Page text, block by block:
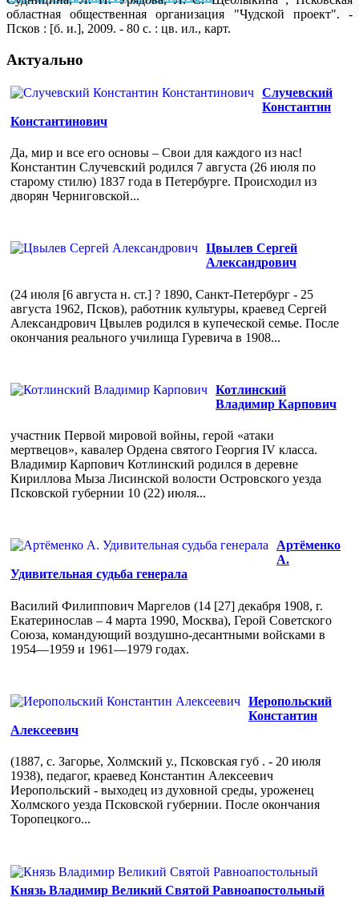
областная общественная организация "Чудской проект". -
Псков : [б. и.], 2009. - 80 с. : цв. ил., карт.
Актуально
Случевский
Константин
Константинович
Да, мир и все его основы – Свои для каждого из нас!
Константин Случевский родился 7 августа (26 июля по
старому стилю) 1837 года в Петербурге. Происходил из
дворян Черниговской...
Цвылев Сергей
Александрович
(24 июля [6 августа н. ст.] ? 1890, Санкт-Петербург - 25
августа 1962, Псков), работник культуры, краевед Сергей
Александрович Цвылев родился в купеческой семье. После
окончания реального училища Гуревича в 1908...
Котлинский
Владимир Карпович
участник Первой мировой войны, герой «атаки
мертвецов», кавалер Ордена святого Георгия IV класса.
Владимир Карпович Котлинский родился в деревне
Кириллова Мыза Лисинской волости Островского уезда
Псковской губернии 10 (22) июля...
Артёменко
А.
Удивительная судьба генерала
Василий Филиппович Маргелов (14 [27] декабря 1908, г.
Екатеринослав – 4 марта 1990, Москва), Герой Советского
Союза, командующий воздушно-десантными войсками в
1954—1959 и 1961—1979 годах.
Иеропольский
Константин
Алексеевич
(1887, с. Загорье, Холмский у., Псковская губ . - 20 июля
1938), педагог, краевед Константин Алексеевич
Иеропольский - выходец из духовной среды, уроженец
Холмского уезда Псковской губернии. После окончания
Торопецкого...
Князь Владимир Великий Святой Равноапостольный